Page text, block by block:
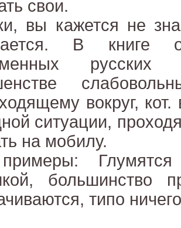
свои.
вы кажется не
В книге
вокруг,
ситуации,
на мобилу.
большинство
типо